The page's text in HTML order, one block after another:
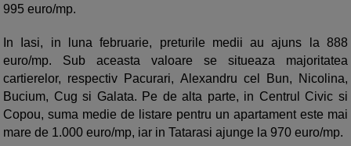
995 euro/mp.
In Iasi, in luna februarie, preturile medii au ajuns la 888
euro/mp. Sub aceasta valoare se situeaza majoritatea
cartierelor, respectiv Pacurari, Alexandru cel Bun, Nicolina,
Bucium, Cug si Galata. Pe de alta parte, in Centrul Civic si
Copou, suma medie de listare pentru un apartament este mai
mare de 1.000 euro/mp, iar in Tatarasi ajunge la 970 euro/mp.